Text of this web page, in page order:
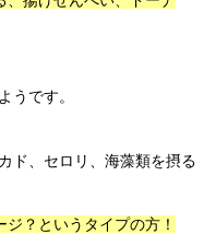
うです。
ド、セロリ、海藻類を摂る
？というタイプの方！